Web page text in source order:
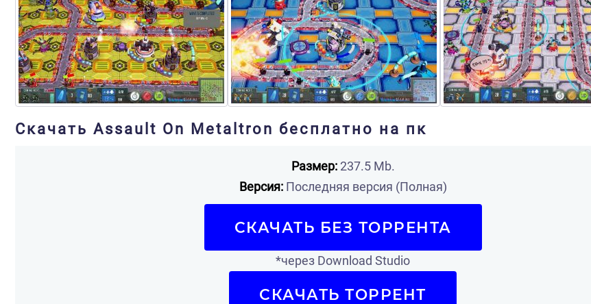
Скачать Assault On Metaltron бесплатно на пк
Размер:237.5 Mb.
Версия:Последняя версия (Полная)
СКАЧАТЬ БЕЗ ТОРРЕНТА
*через Download Studio
СКАЧАТЬ ТОРРЕНТ